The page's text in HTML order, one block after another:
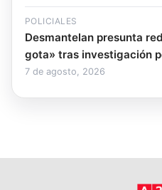
POLICIALES
Desmantelan presunta
gota» tras investigación
7 de agosto, 2026